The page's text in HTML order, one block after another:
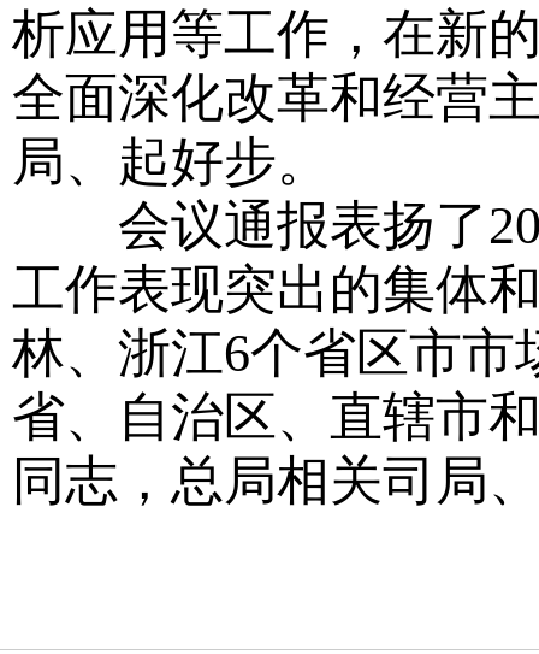
析应用等工作，在新
全面深化改革和经营
局、起好步。
会议通报表扬了
工作表现突出的集体
林、浙江6个省区市
省、自治区、直辖市
同志，总局相关司局